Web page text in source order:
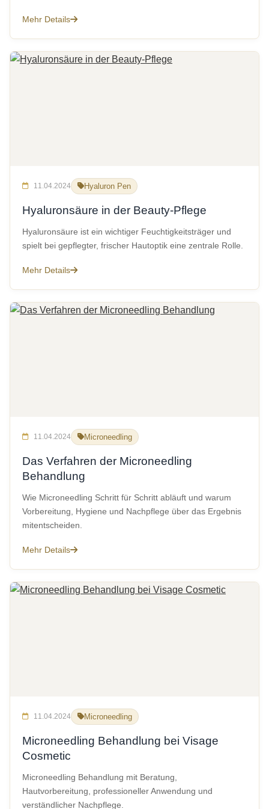
Mehr Details
11.04.2024 Hyaluron Pen
Hyaluronsäure in der Beauty-Pflege
Hyaluronsäure ist ein wichtiger Feuchtigkeitsträger und
spielt bei gepflegter, frischer Hautoptik eine zentrale Rolle.
Mehr Details
11.04.2024 Microneedling
Das Verfahren der Microneedling
Behandlung
Wie Microneedling Schritt für Schritt abläuft und warum
Vorbereitung, Hygiene und Nachpflege über das Ergebnis
mitentscheiden.
Mehr Details
11.04.2024 Microneedling
Microneedling Behandlung bei Visage
Cosmetic
Microneedling Behandlung mit Beratung,
Hautvorbereitung, professioneller Anwendung und
verständlicher Nachpflege.